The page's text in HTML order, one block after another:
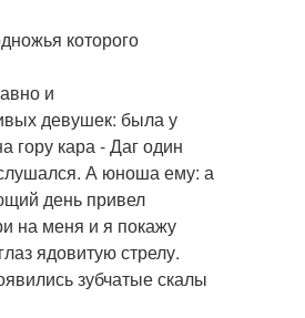
которого
и
девушек: была у
гору кара - Даг один
А юноша ему: а
день привел
на меня и я покажу
ядовитую стрелу.
зубчатые скалы